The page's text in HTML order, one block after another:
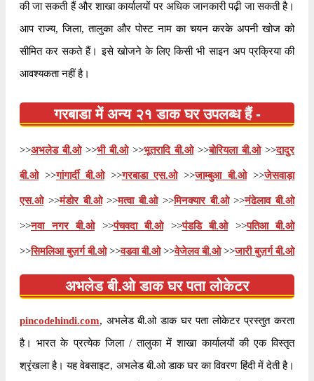
की जा सकती हैं और शाखा कार्यालयों पर अधिक जानकारी पढ़ी जा सकती है।
आप राज्य, जिला, तालुका और पोस्ट नाम का चयन करके अपनी खोज को
सीमित कर सकते हैं। इसे खोजने के लिए किसी भी साइन अप प्रक्रिया की
आवश्यकता नहीं है।
गरबाडा में अन्य २१ डाक घर उपलब्ध हैं -
>>अभलेड बी.ओ>>भी बी.ओ>>भूतरादि बी.ओ>>बोरियला बी.ओ>>दादुर
बी.ओ>>गांगार्दी बी.ओ>>गरबाडा एस.ओ>>जाम्बुआ बी.ओ>>जेसवाड़ा
एस.ओ>>मंडोर बी.ओ>>मत्वा बी.ओ>>मिनक्यार बी.ओ>>नंढेलाव बी.ओ
>>नवा नगर बी.ओ>>पंचवदा बी.ओ>>पंडडि बी.ओ>>पतिआ बी.ओ
>>सिमलिआ बुज़र्ग बी.ओ>>वडवा बी.ओ>>वेजेलव बी.ओ>>जारी बुज़र्ग बी.ओ
अभलेड बी.ओ डाक घर पता लोकेटर
pincodehindi.com, अभलेड बी.ओ डाक घर पता लोकेटर प्रस्तुत करता
है। भारत के प्रत्येक जिला / तालुका में शाखा कार्यालयों की एक विस्तृत
श्रृंखला है। यह वेबसाइट, अभलेड बी.ओ डाक घर का विवरण हिंदी में देती है।